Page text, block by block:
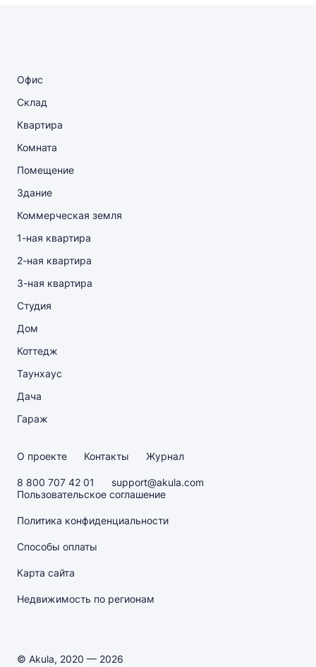
Офис
Склад
Квартира
Комната
Помещение
Здание
Коммерческая земля
1-ная квартира
2-ная квартира
3-ная квартира
Студия
Дом
Коттедж
Таунхаус
Дача
Гараж
О проекте Контакты Журнал
8 800 707 42 01
support@akula.com
Пользовательское соглашение
Политика конфиденциальности
Способы оплаты
Карта сайта
Недвижимость по регионам
© Akula, 2020 — 2026